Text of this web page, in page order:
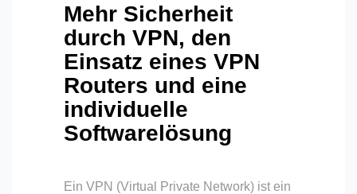
Mehr Sicherheit
durch VPN, den
Einsatz eines VPN
Routers und eine
individuelle
Softwarelösung
Ein VPN (Virtual Private Network) ist ein